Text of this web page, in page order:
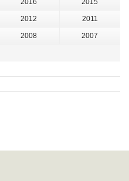
2016 2015
2012 2011
2008 2007